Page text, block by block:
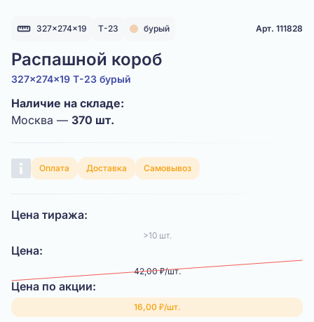
327x274x19 Т-23 бурый Арт. 111828
Распашной короб
327x274x19 Т-23 бурый
Наличие на складе:
Москва — 370 шт.
Оплата Доставка Самовывоз
Цена тиража:
>10 шт.
Цена:
42,00 ₽/шт.
Цена по акции:
16,00 ₽/шт.